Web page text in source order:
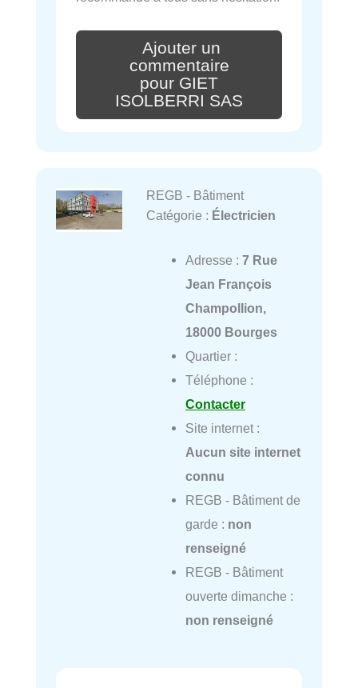
Ajouter un
commentaire
pour GIET
ISOLBERRI SAS
REGB - Bâtiment
Catégorie : Électricien
Adresse : 7 Rue
Jean François
Champollion,
18000 Bourges
Quartier :
Téléphone :
Contacter
Site internet :
Aucun site internet
connu
REGB - Bâtiment de
garde : non
renseigné
REGB - Bâtiment
ouverte dimanche :
non renseigné